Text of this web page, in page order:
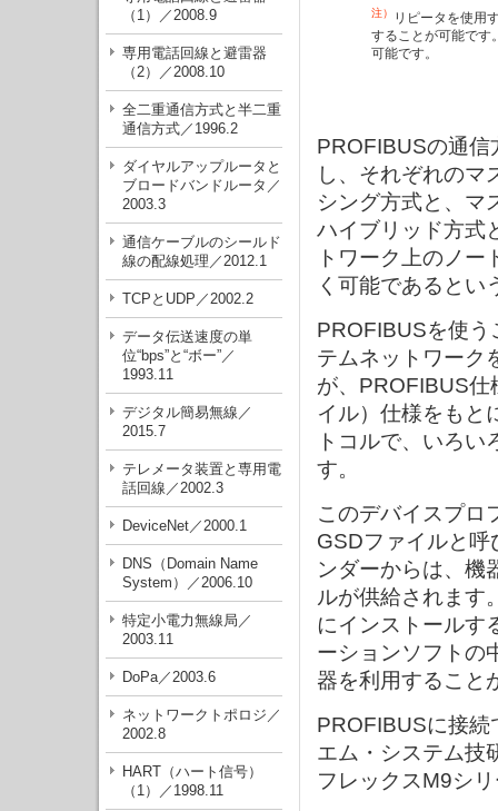
（1）／2008.9
専用電話回線と避雷器
（2）／2008.10
全二重通信方式と半二重
通信方式／1996.2
ダイヤルアップルータと
ブロードバンドルータ／
2003.3
通信ケーブルのシールド
線の配線処理／2012.1
TCPとUDP／2002.2
データ伝送速度の単
位“bps”と“ボー”／
1993.11
デジタル簡易無線／
2015.7
テレメータ装置と専用電
話回線／2002.3
DeviceNet／2000.1
DNS（Domain Name
System）／2006.10
特定小電力無線局／
2003.11
DoPa／2003.6
ネットワークトポロジ／
2002.8
HART（ハート信号）
（1）／1998.11
注）
リピータを使用
することが可能です
可能です。
PROFIBUSの通信
し、それぞれのマ
シング方式と、マ
ハイブリッド方式
トワーク上のノ
く可能であるとい
PROFIBUSを使う
テムネットワーク
が、PROFIBUS仕
イル）仕様をもと
トコルで、いろ
す。
このデバイスプロ
GSDファイルと
ンダーからは、機
ルが供給されます
にインストールす
ーションソフトの
器を利用すること
PROFIBUSに接続
エム・システム技
フレックスM9シ